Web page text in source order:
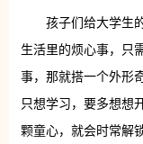
孩子们给大学生
生活里的烦心事，只
事，那就搭一个外形
只想学习，要多想想
颗童心，就会时常解